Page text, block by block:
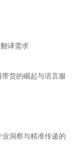
译需求
货的崛起与语言服
洞察与精准传递的